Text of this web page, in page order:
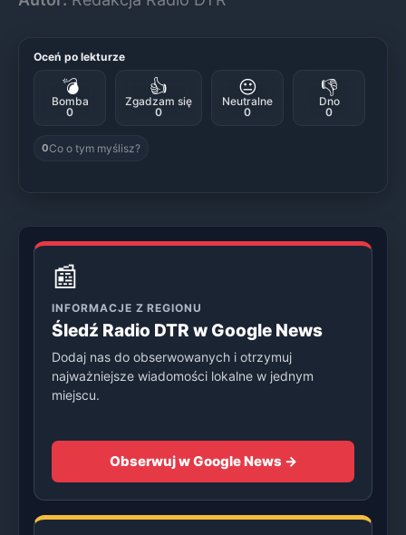
Oceń po lekturze
💣
Bomba
0
👍
Zgadzam się
0
😐
Neutralne
0
👎
Dno
0
0Co o tym myślisz?
📰
INFORMACJE Z REGIONU
Śledź Radio DTR w Google News
Dodaj nas do obserwowanych i otrzymuj
najważniejsze wiadomości lokalne w jednym
miejscu.
Obserwuj w Google News →